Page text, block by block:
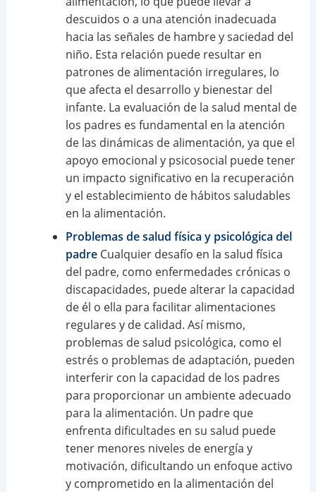
descuidos o a una atención inadecuada
hacia las señales de hambre y saciedad del
niño. Esta relación puede resultar en
patrones de alimentación irregulares, lo
que afecta el desarrollo y bienestar del
infante. La evaluación de la salud mental de
los padres es fundamental en la atención
de las dinámicas de alimentación, ya que el
apoyo emocional y psicosocial puede tener
un impacto significativo en la recuperación
y el establecimiento de hábitos saludables
en la alimentación.
Problemas de salud física y psicológica del
padreCualquier desafío en la salud física
del padre, como enfermedades crónicas o
discapacidades, puede alterar la capacidad
de él o ella para facilitar alimentaciones
regulares y de calidad. Así mismo,
problemas de salud psicológica, como el
estrés o problemas de adaptación, pueden
interferir con la capacidad de los padres
para proporcionar un ambiente adecuado
para la alimentación. Un padre que
enfrenta dificultades en su salud puede
tener menores niveles de energía y
motivación, dificultando un enfoque activo
y comprometido en la alimentación del